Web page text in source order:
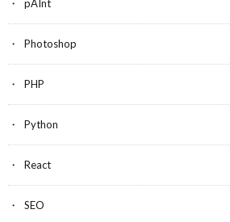
pAInt
Photoshop
PHP
Python
React
SEO